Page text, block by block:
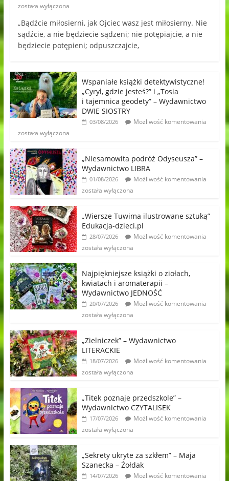
została wyłączona
„Bądźcie miłosierni, jak Ojciec wasz jest miłosierny. Nie
sądźcie, a nie będziecie sądzeni; nie potępiajcie, a nie
będziecie potępieni; odpuszczajcie,
Wspaniałe książki detektywistyczne!
„Cyryl, gdzie jesteś?” i „Tosia
i tajemnica geodety” – Wydawnictwo
DWIE SIOSTRY
03/08/2026
Możliwość komentowania
została wyłączona
„Niesamowita podróż Odyseusza” –
Wydawnictwo LIBRA
01/08/2026
Możliwość komentowania
została wyłączona
„Wiersze Tuwima ilustrowane sztuką”
Edukacja-dzieci.pl
28/07/2026
Możliwość komentowania
została wyłączona
Najpiękniejsze książki o ziołach,
kwiatach i aromaterapii –
Wydawnictwo JEDNOŚĆ
20/07/2026
Możliwość komentowania
została wyłączona
„Zielniczek” – Wydawnictwo
LITERACKIE
18/07/2026
Możliwość komentowania
została wyłączona
„Titek poznaje przedszkole” –
Wydawnictwo CZYTALISEK
17/07/2026
Możliwość komentowania
została wyłączona
„Sekrety ukryte za szkłem” – Maja
Szanecka – Żołdak
14/07/2026
Możliwość komentowania